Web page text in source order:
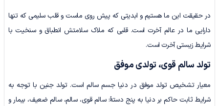
در حقیقت این ما هستیم و ابدیتی که پیش روی ماست و قلب سلیمی که تنها
دارایی ما در عالم آخرت است. قلبی که ملاک سلامتش انطباق و سنخیت با
شرایط زیستی آخرت است.
تولد سالم قوی، تولدی موفق
معیار تشخیص تولد موفق در دنیا جسم سالم است. تولد جنین با توجه به
شرایط ثابت حاکم بر دنیا به پنج دستۀ: سالم قوی، سالم، سالم ضعیف، بیمار و